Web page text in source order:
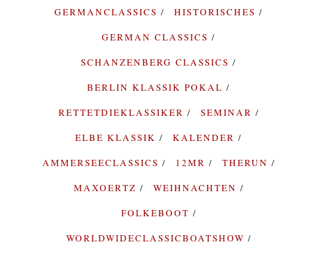
GERMANCLASSICS
HISTORISCHES
GERMAN CLASSICS
SCHANZENBERG CLASSICS
BERLIN KLASSIK POKAL
RETTETDIEKLASSIKER
SEMINAR
ELBE KLASSIK
KALENDER
AMMERSEECLASSICS
12MR
THERUN
MAXOERTZ
WEIHNACHTEN
FOLKEBOOT
WORLDWIDECLASSICBOATSHOW